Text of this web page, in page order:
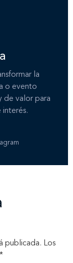
la
o evento
de valor para
interés.
publicada. Los
*